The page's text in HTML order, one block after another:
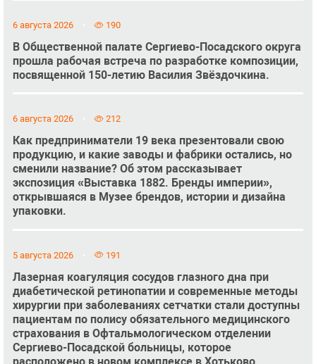
6 августа 2026 190
В Общественной палате Сергиево-Посадского округа
прошла рабочая встреча по разработке композиции,
посвященной 150-летию Василия Звёздочкина.
6 августа 2026 212
Как предприниматели 19 века презентовали свою
продукцию, и какие заводы и фабрики остались, но
сменили название? Об этом рассказывает
экспозиция «Выставка 1882. Бренды империи»,
открывшаяся в Музее брендов, истории и дизайна
упаковки.
5 августа 2026 191
Лазерная коагуляция сосудов глазного дна при
диабетической ретинопатии и современные методы
хирургии при заболеваниях сетчатки стали доступны
пациентам по полису обязательного медицинского
страхования в Офтальмологическом отделении
Сергиево-Посадской больницы, которое
расположено в новом комплексе в Хотьково.